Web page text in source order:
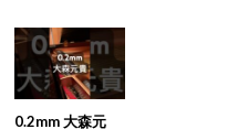
0.2mm 大森元